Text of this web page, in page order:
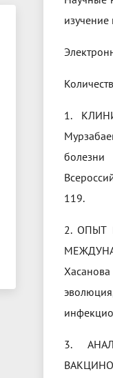
1.
119.
2. ОПЫТ
3.